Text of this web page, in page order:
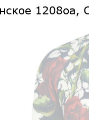
1208оа,